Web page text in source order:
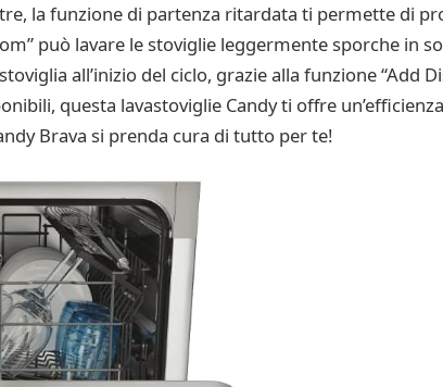
la funzione di partenza ritardata ti permette di
può lavare le stoviglie leggermente sporche in
all’inizio del ciclo, grazie alla funzione “Add
questa lavastoviglie Candy ti offre
Brava si prenda cura di tutto per te!